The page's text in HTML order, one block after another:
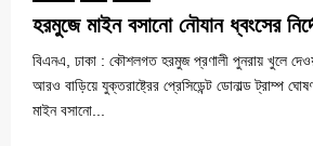
হরমুজে মাইন বসানো নৌযান ধ্বংসের
বিএনএ, ঢাকা : কৌশলগত হরমুজ প্রণালী পুনরায় খুলে
আরও বাড়িয়ে যুক্তরাষ্ট্রের প্রেসিডেন্ট ডোনাল্ড ট্রাম্প
মাইন বসানো...